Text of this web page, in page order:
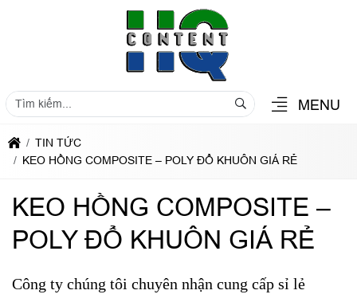
MENU
TIN TỨC
KEO HỒNG COMPOSITE – POLY ĐỔ KHUÔN GIÁ RẺ
KEO HỒNG COMPOSITE –
POLY ĐỔ KHUÔN GIÁ RẺ
Công ty chúng tôi chuyên nhận cung cấp sỉ lẻ